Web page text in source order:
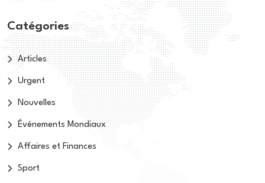
Catégories
Articles
Urgent
Nouvelles
Événements Mondiaux
Affaires et Finances
Sport